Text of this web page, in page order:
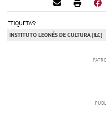
ETIQUETAS:
INSTITUTO LEONÉS DE CULTURA (ILC)